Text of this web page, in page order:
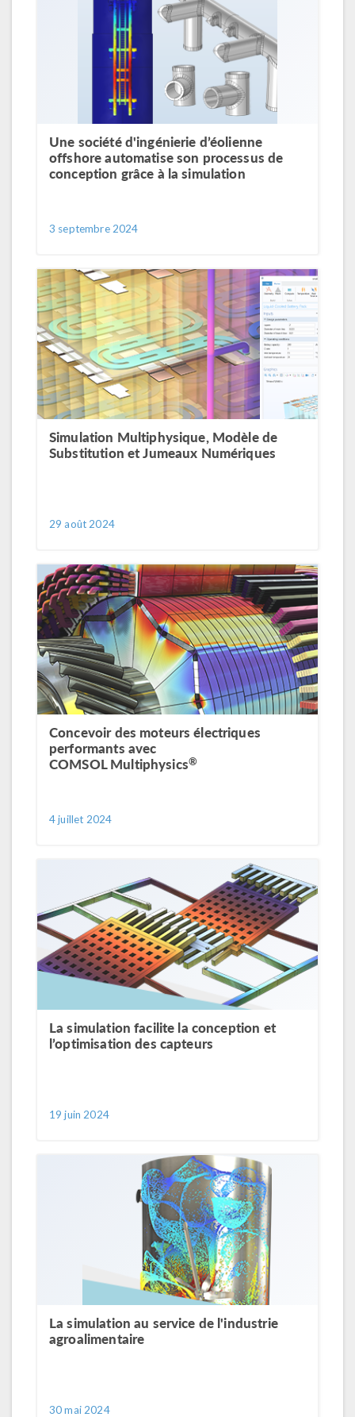
Une société d'ingénierie d’éolienne
offshore automatise son processus de
conception grâce à la simulation
3 septembre 2024
Simulation Multiphysique, Modèle de
Substitution et Jumeaux Numériques
29 août 2024
Concevoir des moteurs électriques
performants avec
COMSOL Multiphysics®
4 juillet 2024
La simulation facilite la conception et
l’optimisation des capteurs
19 juin 2024
La simulation au service de l'industrie
agroalimentaire
30 mai 2024